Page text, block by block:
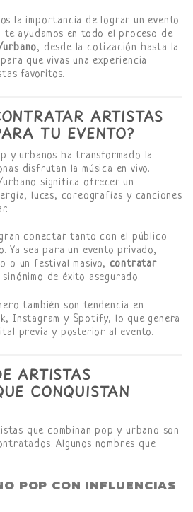
la importancia de lograr un evento
ayudamos en todo el proceso de
, desde la cotización hasta la
que vivas una experiencia
favoritos.
ARTISTAS
TU EVENTO?
y urbanos ha transformado la
disfrutan la música en vivo.
significa ofrecer un
luces, coreografías y canciones
conectar tanto con el público
Ya sea para un evento privado,
o un festival masivo, contratar
sinónimo de éxito asegurado.
también son tendencia en
Instagram y Spotify, lo que genera
previa y posterior al evento.
ARTISTAS
CONQUISTAN
que combinan pop y urbano son
Algunos nombres que
POP CON INFLUENCIAS